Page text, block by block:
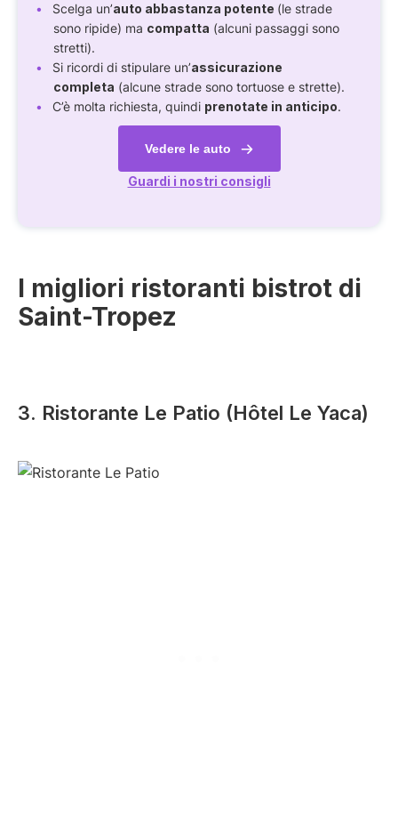
Scelga un’auto abbastanza potente (le strade
sono ripide) ma compatta (alcuni passaggi sono
stretti).
Si ricordi di stipulare un’assicurazione
completa (alcune strade sono tortuose e strette).
C’è molta richiesta, quindi prenotate in anticipo.
Vedere le auto
Guardi i nostri consigli
I migliori ristoranti bistrot di
Saint-Tropez
3. Ristorante Le Patio (Hôtel Le Yaca)